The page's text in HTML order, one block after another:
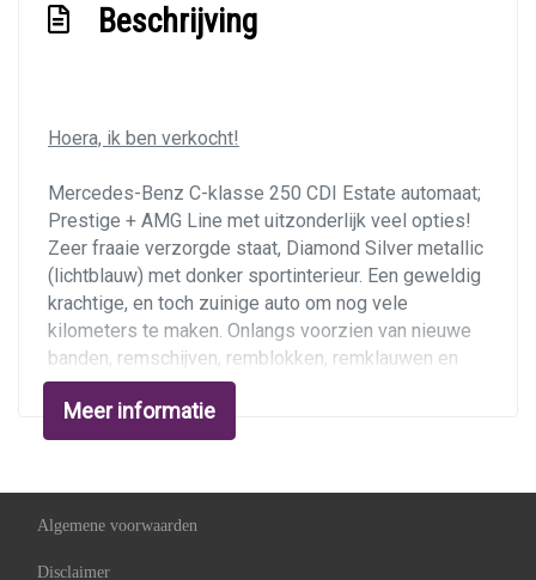
Sportvelgen
Overige
Achteropkomend verkeer waarschuwing
Anti blokkeer systeem
Autonomous emergency braking
Bestuurdersairbag
Bluetooth
Bots herkenning en activatie
Connected services
Beschrijving
Hoera, ik ben verkocht!
Mercedes-Benz C-klasse 250 CDI Estate automaat;
Prestige + AMG Line met uitzonderlijk veel opties!
Zeer fraaie verzorgde staat, Diamond Silver metallic
(lichtblauw) met donker sportinterieur. Een geweldig
krachtige, en toch zuinige auto om nog vele
kilometers te maken. Onlangs voorzien van nieuwe
banden, remschijven, remblokken, remklauwen en
velgen. Opties onder andere volledige AMG-
uitmonstering, panorama-schuifdak, Distronic+
adaptive cruise control, active lane keeping,
koplampen met grootlichtassistent, Burmester
sound, sportstoelen elektrisch verstelbaar,
Meer informatie
Algemene voorwaarden
Disclaimer